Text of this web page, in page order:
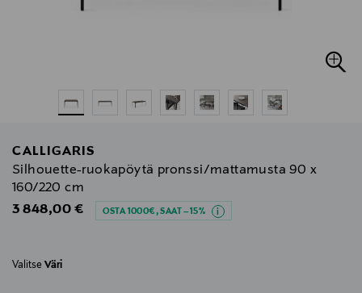
CALLIGARIS
Silhouette-ruokapöytä pronssi/mattamusta 90 x
160/220 cm
Original Price
3 848,00 € OSTA 1000€, SAAT –15%
Valitse Väri